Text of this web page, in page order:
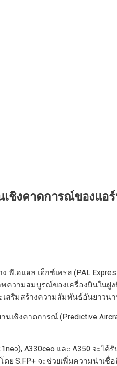
เชิงคาดการณ์ของแอ
เอแอล เอ็กซ์เพรส (PAL
ความสมบูรณ์ของเครื่องบินใ
ริมสร้างความสัมพันธ์อันยาวน
ชิงคาดการณ์ (Predictive
A330ceo และ A350 จะ
S.FP+ จะช่วยเพิ่มความน่าเ